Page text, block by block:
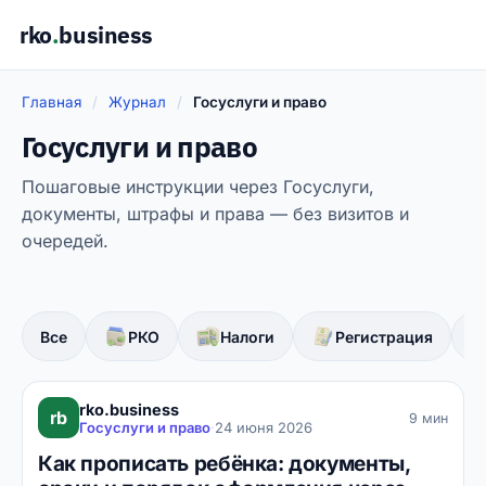
rko.business
Главная / Журнал / Госуслуги и право
Госуслуги и право
Пошаговые инструкции через Госуслуги,
документы, штрафы и права — без визитов и
очередей.
Все РКО Налоги Регистрация
rb rko.business
Госуслуги и право·24 июня 2026
9 мин
Как прописать ребёнка: документы,